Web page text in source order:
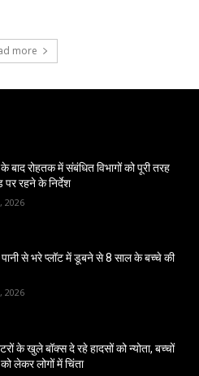
more
बाद रोहतक में संबंधित विभागों को पूरी तरह
पर रहने के निर्देश
2026
से भरे प्लॉट में डूबने से 8 साल के बच्चे की
2026
के खुले बॉक्स दे रहे हादसों को न्योता, बच्चों
को लेकर लोगों में चिंता